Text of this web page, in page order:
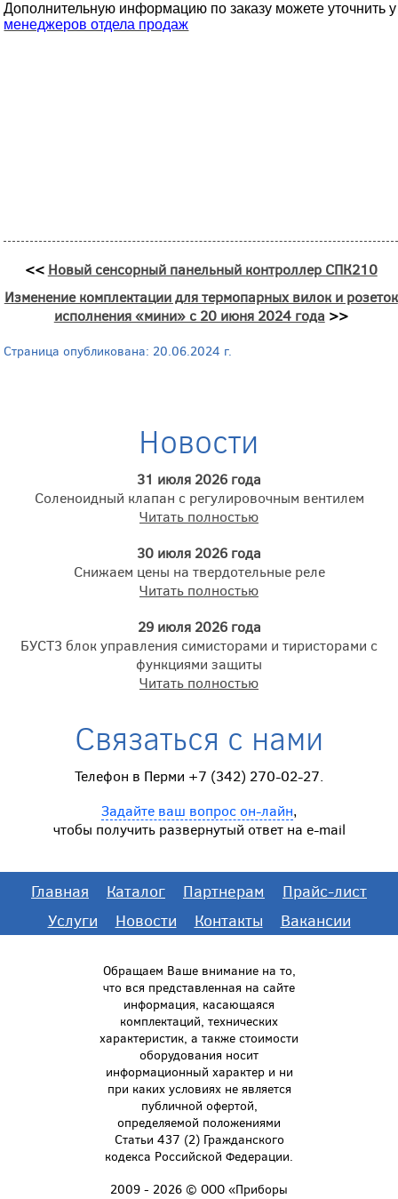
Дополнительную информацию по заказу можете уточнить у
менеджеров отдела продаж
<< Новый сенсорный панельный контроллер СПК210
Изменение комплектации для термопарных вилок и розеток
исполнения «мини» с 20 июня 2024 года >>
Страница опубликована: 20.06.2024 г.
Новости
31 июля 2026 года
Соленоидный клапан с регулировочным вентилем
Читать полностью
30 июля 2026 года
Снижаем цены на твердотельные реле
Читать полностью
29 июля 2026 года
БУСТ3 блок управления симисторами и тиристорами с
функциями защиты
Читать полностью
Связаться с нами
Телефон в Перми +7 (342) 270-02-27.
Задайте ваш вопрос он-лайн,
чтобы получить развернутый ответ на e-mail
Главная Каталог Партнерам
Прайс-лист
Услуги
Новости Контакты Вакансии
Обращаем Ваше внимание на то,
что вся представленная на сайте
информация, касающаяся
комплектаций, технических
характеристик, а также стоимости
оборудования носит
информационный характер и ни
при каких условиях не является
публичной офертой,
определяемой положениями
Статьи 437 (2) Гражданского
кодекса Российской Федерации.
2009 - 2026 © ООО «Приборы